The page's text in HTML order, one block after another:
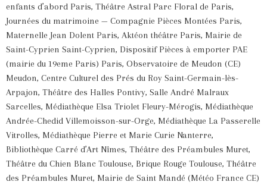
enfants d’abord Paris, Théâtre Astral Parc Floral de Paris,
Journées du matrimoine — Compagnie Pièces Montées Paris,
Maternelle Jean Dolent Paris, Aktéon théâtre Paris, Mairie de
Saint-Cyprien Saint-Cyprien, Dispositif Pièces à emporter PAE
(mairie du 19eme Paris) Paris, Observatoire de Meudon (CE)
Meudon, Centre Culturel des Prés du Roy Saint-Germain-lès-
Arpajon, Théâtre des Halles Pontivy, Salle André Malraux
Sarcelles, Médiathèque Elsa Triolet Fleury-Mérogis, Médiathèque
Andrée-Chedid Villemoisson-sur-Orge, Médiathèque La Passerelle
Vitrolles, Médiathèque Pierre et Marie Curie Nanterre,
Bibliothèque Carré d’Art Nîmes, Théâtre des Préambules Muret,
Théâtre du Chien Blanc Toulouse, Brique Rouge Toulouse, Théâtre
des Préambules Muret, Mairie de Saint Mandé (Météo France CE)